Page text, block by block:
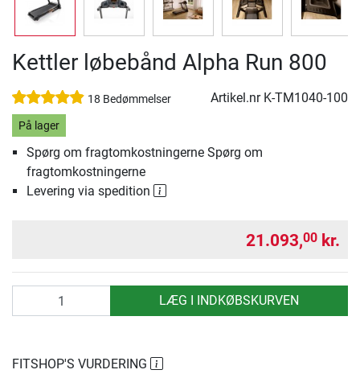
Kettler løbebånd Alpha Run 800
18 Bedømmelser Artikel.nr K-TM1040-100
På lager
Spørg om fragtomkostningerne Spørg om
fragtomkostningerne
Levering via spedition
21.093,00 kr.
LÆG I INDKØBSKURVEN
FITSHOP'S VURDERING